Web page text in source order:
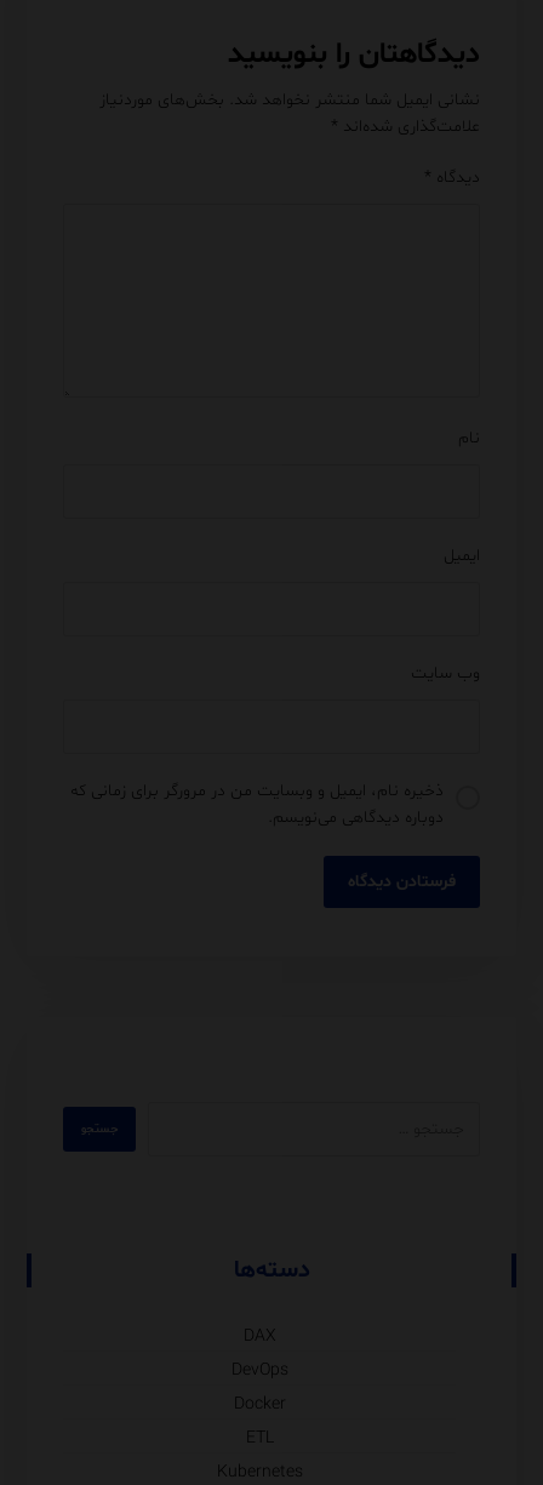
دیدگاهتان را بنویسید
نشانی ایمیل شما منتشر نخواهد شد. بخش‌های موردنیاز
علامت‌گذاری شده‌اند *
دیدگاه *
نام
ایمیل
وب‌ سایت
ذخیره نام، ایمیل و وبسایت من در مرورگر برای زمانی که
دوباره دیدگاهی می‌نویسم.
دسته‌ها
DAX
DevOps
Docker
ETL
Kubernetes